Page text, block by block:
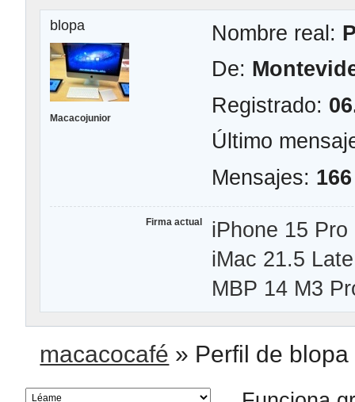
blopa
Macacojunior
Nombre real:
De:
Registrado:
Último
Mensajes: 166
Firma actual
iPhone 15 Pro
iMac 21.5
MBP 14 M3
macacocafé » Perfil de blopa